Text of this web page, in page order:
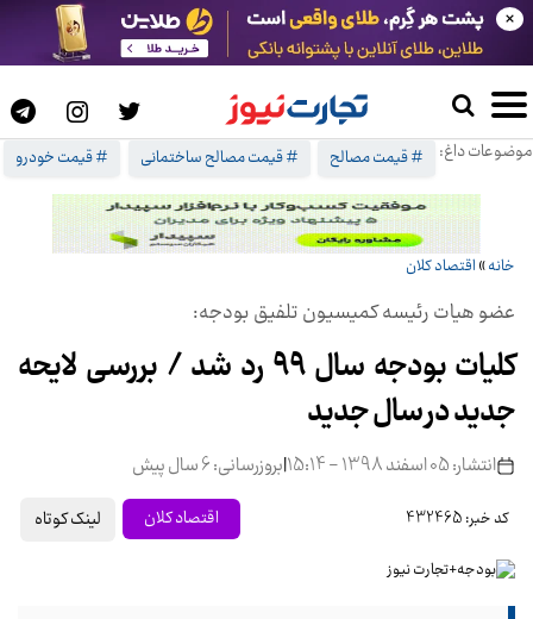
موضوعات داغ: # قیمت مصالح # قیمت مصالح ساختمانی # قیمت خودرو
×
خانه» اقتصاد کلان
عضو هیات رئیسه کمیسیون تلفیق بودجه:
کلیات بودجه سال ۹۹ رد شد / بررسی لایحه
جدید در سال جدید
انتشار: 05 اسفند 1398 - 15:14 |بروزرسانی: 6 سال پیش
کد خبر: 432465 اقتصاد کلان لینک کوتاه